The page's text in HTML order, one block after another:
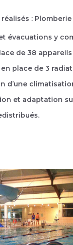
:
évacuations y
de 38
place de 3
d’une
et adaptation